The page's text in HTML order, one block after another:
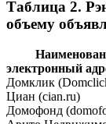
Таблица 2.
объему
электронный
Домклик
Циан (cian.ru)
Домофонд